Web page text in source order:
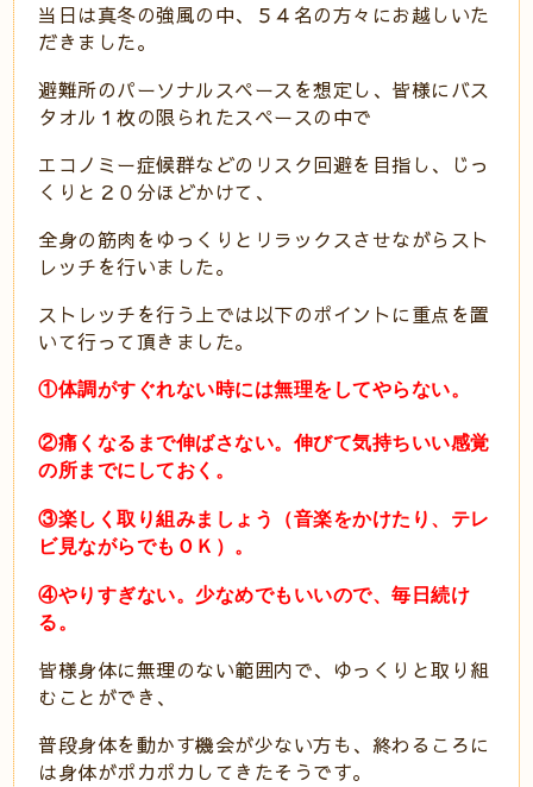
当日は真冬の強風の中、５４名の方々にお越しいた
だきました。
避難所のパーソナルスペースを想定し、皆様にバス
タオル１枚の限られたスペースの中で
エコノミー症候群などのリスク回避を目指し、じっ
くりと２０分ほどかけて、
全身の筋肉をゆっくりとリラックスさせながらスト
レッチを行いました。
ストレッチを行う上では以下のポイントに重点を置
いて行って頂きました。
①体調がすぐれない時には無理をしてやらない。
②痛くなるまで伸ばさない。伸びて気持ちいい感覚
の所までにしておく。
③楽しく取り組みましょう（音楽をかけたり、テレ
ビ見ながらでもＯＫ）。
④やりすぎない。少なめでもいいので、毎日続け
る。
皆様身体に無理のない範囲内で、ゆっくりと取り組
むことができ、
普段身体を動かす機会が少ない方も、終わるころに
は身体がポカポカしてきたそうです。